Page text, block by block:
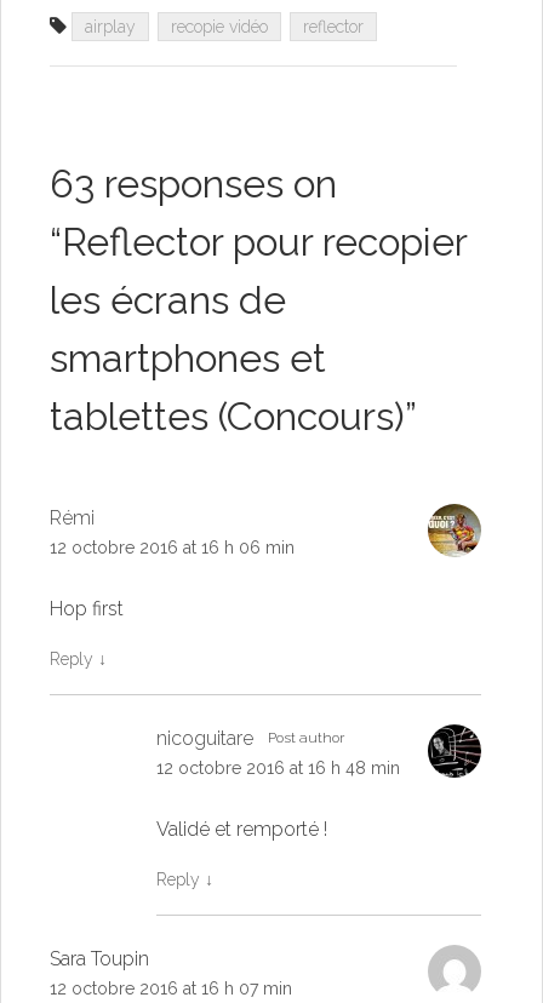
airplay recopie vidéo reflector
63 responses on
“Reflector pour recopier
les écrans de
smartphones et
tablettes (Concours)”
Rémi
12 octobre 2016 at 16 h 06 min
Hop first
Reply ↓
nicoguitare Post author
12 octobre 2016 at 16 h 48 min
Validé et remporté !
Reply ↓
Sara Toupin
12 octobre 2016 at 16 h 07 min